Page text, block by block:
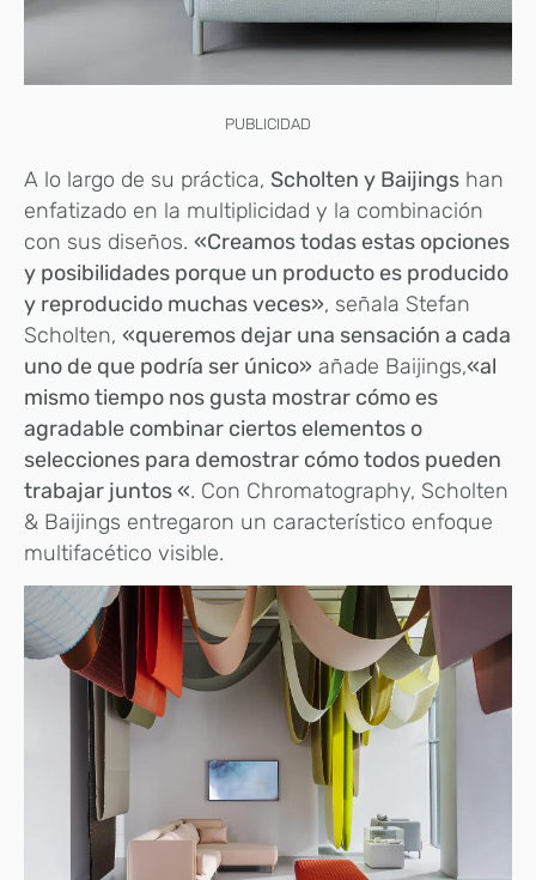
PUBLICIDAD
A lo largo de su práctica, Scholten y Baijings han
enfatizado en la multiplicidad y la combinación
con sus diseños. «Creamos todas estas opciones
y posibilidades porque un producto es producido
y reproducido muchas veces», señala Stefan
Scholten, «queremos dejar una sensación a cada
uno de que podría ser único» añade Baijings,«al
mismo tiempo nos gusta mostrar cómo es
agradable combinar ciertos elementos o
selecciones para demostrar cómo todos pueden
trabajar juntos «. Con Chromatography, Scholten
& Baijings entregaron un característico enfoque
multifacético visible.